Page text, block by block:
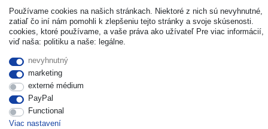
Používame cookies na našich stránkach. Niektoré z nich sú nevyhnutné,
zatiaľ čo iní nám pomohli k zlepšeniu tejto stránky a svoje skúsenosti.
cookies, ktoré používame, a vaše práva ako užívateľ Pre viac informácií,
viď naša: politiku a naše: legálne.
nevyhnutný
marketing
externé médium
PayPal
Functional
Viac nastavení
Withdraw from contract here Kontakt